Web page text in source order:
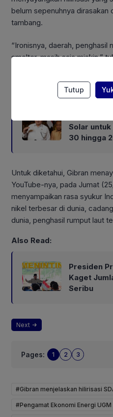
belum sepenuhnya dirasakan
tambang.
“Ironisnya, daerah, penghasil
smelter, masih saja miskin,”
Solar untuk
30 hingga
Untuk diketahui, Gibran
YouTube-nya, pada Jumat
menyampaikan rasa syukur
nikel terbesar di dunia,
dunia, penghasil rumput laut
Also Read:
Presiden
Kaget
Seribu
Next
Pages: 1 2 3
#Gibran menjelaskan hilirisasi
#Pengamat Ekonomi Energi UGM
Tutup